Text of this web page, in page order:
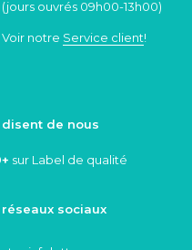
(jours ouvrés 09h00-13h00)
Voir notre Service client!
de nous
sur Label de qualité
sociaux